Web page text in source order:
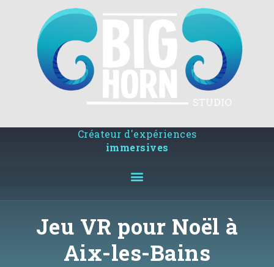
Créateur d'expériences
immersives
Jeu VR pour Noël à
Aix-les-Bains